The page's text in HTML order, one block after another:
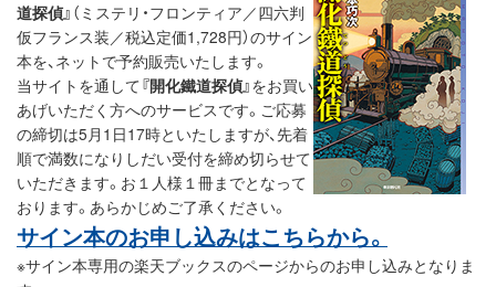
道探偵』 （ミステリ・フロンティア／四六判
仮フランス装／税込定価1,728円）のサイン
本を、ネットで予約販売いたします。
当サイトを通して『開化鐵道探偵』をお買い
あげいただく方へのサービスです。ご応募
の締切は5月1日17時といたしますが、先着
順で満数になりしだい受付を締め切らせて
いただきます。お１人様１冊までとなって
おります。あらかじめご了承ください。
サイン本のお申し込みはこちらから。
※サイン本専用の楽天ブックスのページからのお申し込みとなりま